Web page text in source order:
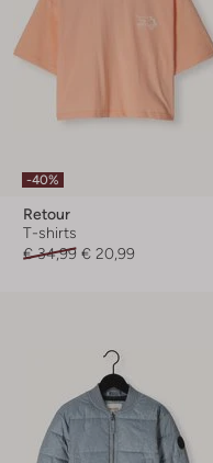
-40%
Retour
T-shirts
€ 34,99 € 20,99